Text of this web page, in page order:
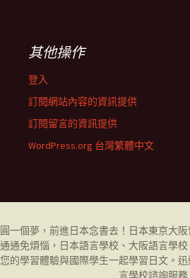
其他操作
登入
訂閱網站內容的資訊提供
訂閱留言的資訊提供
WordPress.org 台灣繁體中文
圓一個夢，前進日本念書去！日本東京大
通通免煩惱，日本語言學校、大阪語言學
您的學習體驗與國際學生一起學習日文。
言學校諮詢服務